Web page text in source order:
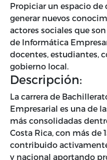
Propiciar un espacio
generar nuevos
actores sociales que
de Informática
docentes, estudiantes,
gobierno local.
Descripción:
La carrera de
Empresarial es una de
más consolidadas
Costa Rica, con más de
contribuido
y nacional aportando